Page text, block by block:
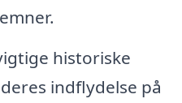
historiske
indflydelse på